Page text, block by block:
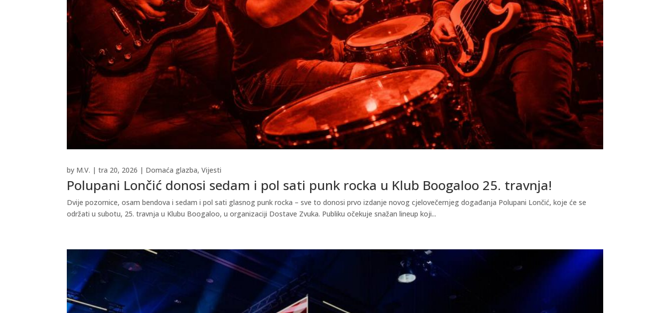
Polupani Lončić donosi sedam i pol sati punk rocka u Klub Boogaloo 25. travnja!
by M.V. |tra 20, 2026 | Domaća glazba,Vijesti
Dvije pozornice, osam bendova i sedam i pol sati glasnog punk rocka – sve to donosi prvo izdanje novog cjelovečernjeg događanja Polupani Lončić, koje će se
održati u subotu, 25. travnja u Klubu Boogaloo, u organizaciji Dostave Zvuka. Publiku očekuje snažan lineup koji...